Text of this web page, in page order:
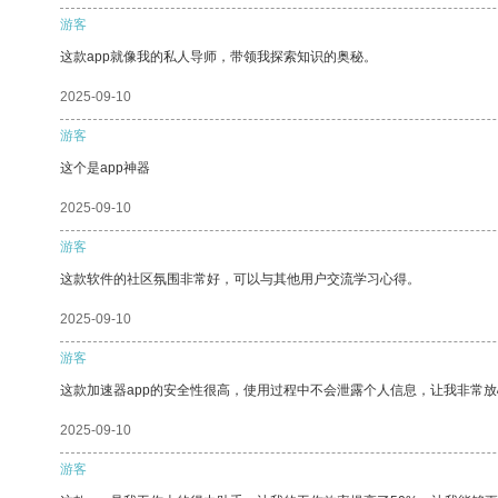
游客
这款app就像我的私人导师，带领我探索知识的奥秘。
2025-09-10
游客
这个是app神器
2025-09-10
游客
这款软件的社区氛围非常好，可以与其他用户交流学习心得。
2025-09-10
游客
这款加速器app的安全性很高，使用过程中不会泄露个人信息，让我非常
2025-09-10
游客